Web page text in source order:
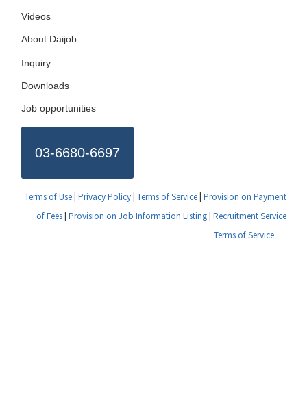
Videos
About Daijob
Inquiry
Downloads
Job opportunities
03-6680-6697
Terms of Use| Privacy Policy| Terms of Service| Provision on Payment
of Fees| Provision on Job Information Listing| Recruitment Service
Terms of Service